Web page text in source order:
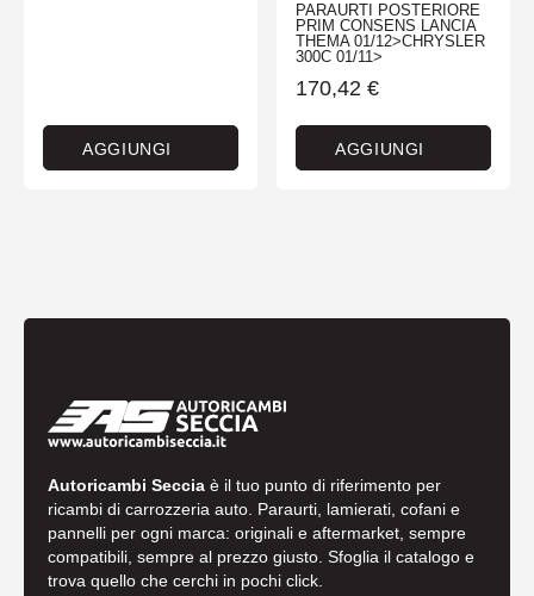
AGGIUNGI
PARAURTI POSTERIORE
PRIM CONSENS LANCIA
THEMA 01/12>CHRYSLER
300C 01/11>
170,42 €
AGGIUNGI
Autoricambi Seccia è il tuo punto di riferimento per
ricambi di carrozzeria auto. Paraurti, lamierati, cofani e
pannelli per ogni marca: originali e aftermarket, sempre
compatibili, sempre al prezzo giusto. Sfoglia il catalogo e
trova quello che cerchi in pochi click.